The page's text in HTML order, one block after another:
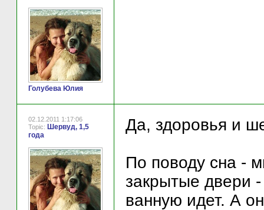
Голубева Юлия
02.12.2011 1:17:06
Topic: Шервуд, 1,5
года
Да, здоровья и
По поводу сна -
закрытые двери
ванную идет. А